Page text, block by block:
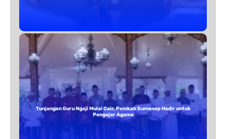
Tunjangan Guru Ngaji Mulai Cair, Pemkab Sumenep Hadir untuk
Pengajar Agama